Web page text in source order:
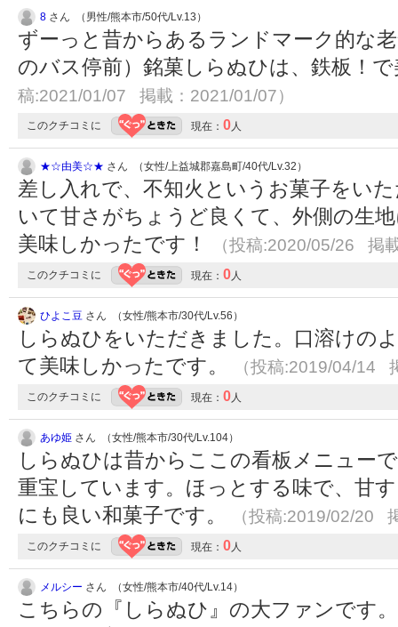
8 さん （男性/熊本市/50代/Lv.13）
ずーっと昔からあるランドマーク的な
のバス停前）銘菓しらぬひは、鉄板！
稿:2021/01/07 掲載：2021/01/07）
このクチコミに 現在： 0人
★☆由美☆★ さん （女性/上益城郡嘉島町/40代/Lv.32）
差し入れで、不知火というお菓子をい
いて甘さがちょうど良くて、外側の生
美味しかったです！
（投稿:2020/05/26 掲
このクチコミに 現在： 0人
ひよこ豆 さん （女性/熊本市/30代/Lv.56）
しらぬひをいただきました。口溶けの
て美味しかったです。
（投稿:2019/04/14
このクチコミに 現在： 0人
あゆ姫 さん （女性/熊本市/30代/Lv.104）
しらぬひは昔からここの看板メニュー
重宝しています。ほっとする味で、甘
にも良い和菓子です。
（投稿:2019/02/20
このクチコミに 現在： 0人
メルシー さん （女性/熊本市/40代/Lv.14）
こちらの『しらぬひ』の大ファンです